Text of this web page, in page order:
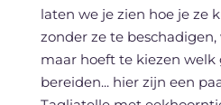
laten we je zien hoe je ze
zonder ze te
maar hoeft te kiezen
bereiden... hier zijn een